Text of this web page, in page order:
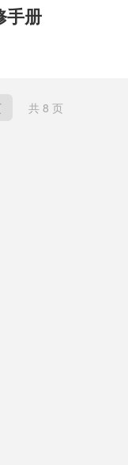
手册
共 8 页